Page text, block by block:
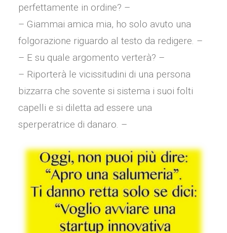
perfettamente in ordine? –
– Giammai amica mia, ho solo avuto una
folgorazione riguardo al testo da redigere. –
– E su quale argomento verterà? –
– Riporterà le vicissitudini di una persona
bizzarra che sovente si sistema i suoi folti
capelli e si diletta ad essere una
sperperatrice di danaro. –